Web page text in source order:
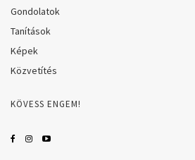
Gondolatok
Tanítások
Képek
Közvetítés
KÖVESS ENGEM!